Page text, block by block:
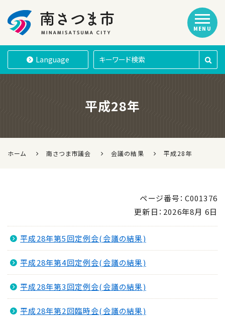
南さつま市
Language
MENU
平成28年
ホーム 南さつま市議会 会議の結果 平成28年
ページ番号：C001376
更新日： 2026年8月 6日
平成28年第5回定例会(会議の結果)
平成28年第4回定例会(会議の結果)
平成28年第3回定例会(会議の結果)
平成28年第2回臨時会(会議の結果)